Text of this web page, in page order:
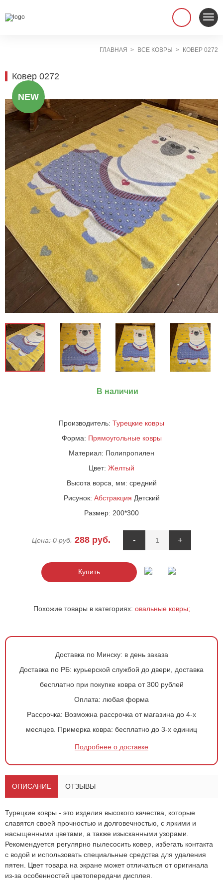
ГЛАВНАЯ ВСЕ КОВРЫ КОВЕР 0272
Ковер 0272
NEW
В наличии
Производитель: Турецкие ковры
Форма: Прямоугольные ковры
Материал: Полипропилен
Цвет: Желтый
Высота ворса, мм: средний
Рисунок: Абстракция Детский
Размер: 200*300
Цена:0руб. 288 руб. - +
Купить
Похожие товары в категориях: овальные ковры;
Доставка по Минску: в день заказа
Доставка по РБ: курьерской службой до двери, доставка
бесплатно при покупке ковра от 300 рублей
Оплата: любая форма
Рассрочка: Возможна рассрочка от магазина до 4-х
месяцев. Примерка ковра: бесплатно до 3-х единиц
Подробнее о доставке
ОПИСАНИЕ ОТЗЫВЫ
Турецкие ковры - это изделия высокого качества, которые
славятся своей прочностью и долговечностью, с яркими и
насыщенными цветами, а также изысканными узорами.
Рекомендуется регулярно пылесосить ковер, избегать контакта
с водой и использовать специальные средства для удаления
пятен. Цвет товара на экране может отличаться от оригинала
из-за особенностей цветопередачи дисплея.
ОСТАВИТЬ ЗАЯВКУ